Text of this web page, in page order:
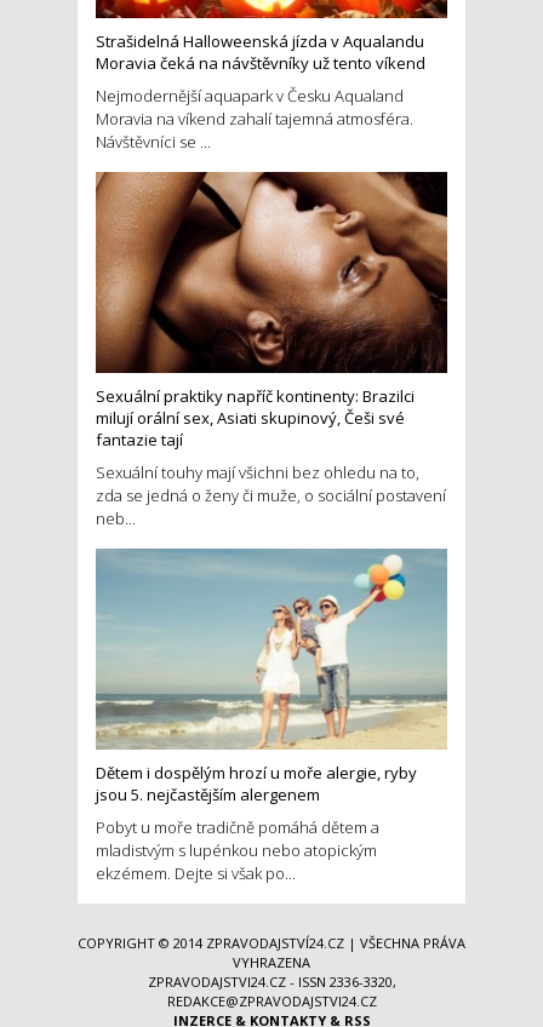
Strašidelná Halloweenská jízda v Aqualandu
Moravia čeká na návštěvníky už tento víkend
Nejmodernější aquapark v Česku Aqualand
Moravia na víkend zahalí tajemná atmosféra.
Návštěvníci se ...
Sexuální praktiky napříč kontinenty: Brazilci
milují orální sex, Asiati skupinový, Češi své
fantazie tají
Sexuální touhy mají všichni bez ohledu na to,
zda se jedná o ženy či muže, o sociální postavení
neb...
Dětem i dospělým hrozí u moře alergie, ryby
jsou 5. nejčastějším alergenem
Pobyt u moře tradičně pomáhá dětem a
mladistvým s lupénkou nebo atopickým
ekzémem. Dejte si však po...
COPYRIGHT © 2014 ZPRAVODAJSTVÍ24.CZ | VŠECHNA PRÁVA
VYHRAZENA
ZPRAVODAJSTVI24.CZ - ISSN 2336-3320,
REDAKCE@ZPRAVODAJSTVI24.CZ
INZERCE& KONTAKTY& RSS